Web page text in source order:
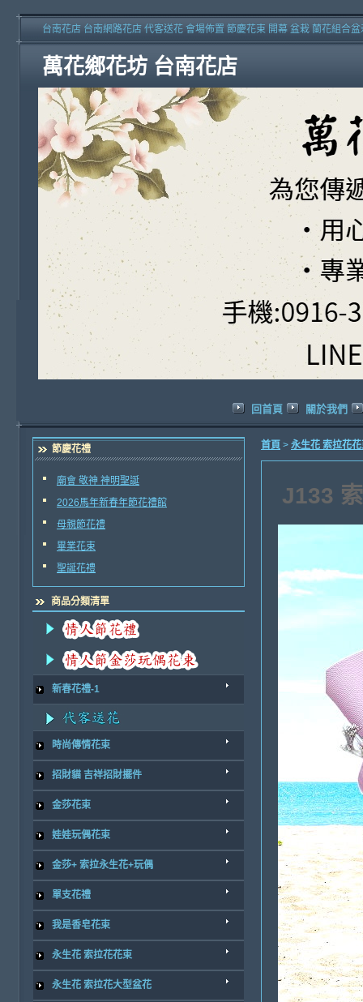
萬花鄉花坊 台南花店
台南花店 台南網路花店 代客送花 會場佈置 節慶花束 開幕 盆栽 蘭花組合
回首頁 關於我們
節慶花禮
廟會 敬神 神明聖誕
2026馬年新春年節花禮館
母親節花禮
畢業花束
聖誕花禮
商品分類清單
新春花禮-1
時尚傳情花束
招財貓 吉祥招財擺件
金莎花束
娃娃玩偶花束
金莎+ 索拉永生花+玩偶
單支花禮
我是香皂花束
永生花 索拉花花束
永生花 索拉花大型盆花
首頁 > 永生花 索拉花
J133